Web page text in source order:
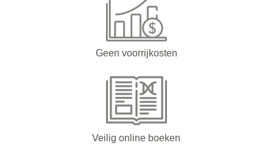
Geen voorrijkosten
Veilig online boeken